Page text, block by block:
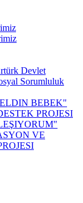
Devlet
Sorumluluk
BEBEK"
PROJESI
VE